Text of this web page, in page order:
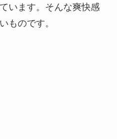
います。そんな爽快感
ものです。